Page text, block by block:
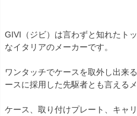
GIVI（ジビ）は言わずと知れたト
なイタリアのメーカーです。
ワンタッチでケースを取外し出来
ースに採用した先駆者とも言えるメ
ケース、取り付けプレート、キャ